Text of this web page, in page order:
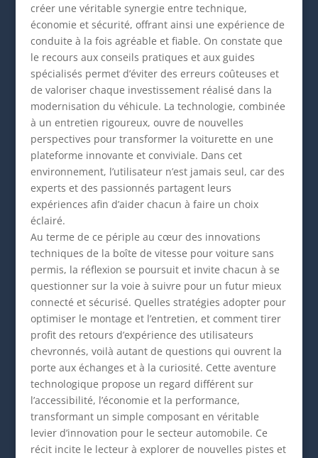
créer une véritable synergie entre technique,
économie et sécurité, offrant ainsi une expérience de
conduite à la fois agréable et fiable. On constate que
le recours aux conseils pratiques et aux guides
spécialisés permet d’éviter des erreurs coûteuses et
de valoriser chaque investissement réalisé dans la
modernisation du véhicule. La technologie, combinée
à un entretien rigoureux, ouvre de nouvelles
perspectives pour transformer la voiturette en une
plateforme innovante et conviviale. Dans cet
environnement, l’utilisateur n’est jamais seul, car des
experts et des passionnés partagent leurs
expériences afin d’aider chacun à faire un choix
éclairé.
Au terme de ce périple au cœur des innovations
techniques de la boîte de vitesse pour voiture sans
permis, la réflexion se poursuit et invite chacun à se
questionner sur la voie à suivre pour un futur mieux
connecté et sécurisé. Quelles stratégies adopter pour
optimiser le montage et l’entretien, et comment tirer
profit des retours d’expérience des utilisateurs
chevronnés, voilà autant de questions qui ouvrent la
porte aux échanges et à la curiosité. Cette aventure
technologique propose un regard différent sur
l’accessibilité, l’économie et la performance,
transformant un simple composant en véritable
levier d’innovation pour le secteur automobile. Ce
récit incite le lecteur à explorer de nouvelles pistes et